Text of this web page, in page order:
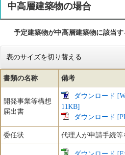
中高層建築物の場合
予定建築物が中高層建築物に該当す
表のサイズを切り替える
書類の名称 備考
開発事業等構想
届出書
ダウンロード
11KB]
ダウンロード
委任状 代理人が申請手続等